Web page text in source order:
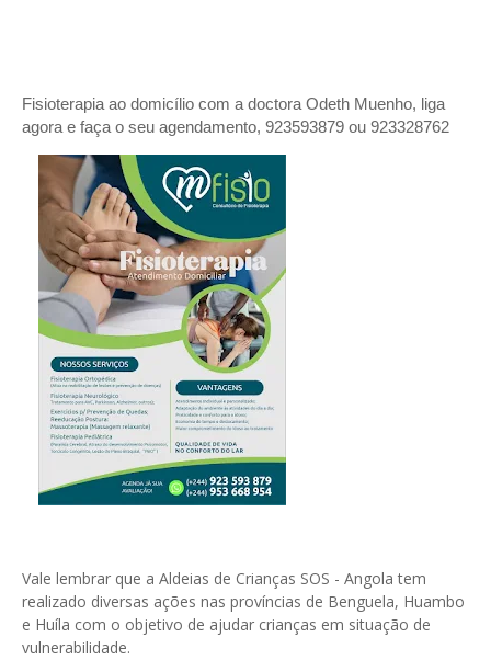
Fisioterapia ao domicílio com a doctora Odeth Muenho, liga
agora e faça o seu agendamento, 923593879 ou 923328762
Vale lembrar que a Aldeias de Crianças SOS - Angola tem
realizado diversas ações nas províncias de Benguela, Huambo
e Huíla com o objetivo de ajudar crianças em situação de
vulnerabilidade.